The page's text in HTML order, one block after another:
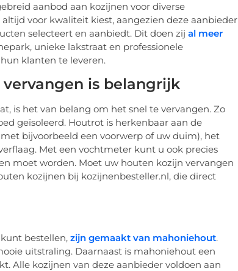
aanbod aan kozijnen voor diverse
voor kwaliteit kiest, aangezien deze aanbieder
selecteert en aanbiedt. Dit doen zij al meer
unieke lakstraat en professionele
klanten te leveren.
is belangrijk
is het van belang om het snel te vervangen. Zo
geïsoleerd. Houtrot is herkenbaar aan de
bijvoorbeeld een voorwerp of uw duim), het
Met een vochtmeter kunt u ook precies
moet worden. Moet uw houten kozijn vervangen
kozijnen bij kozijnenbesteller.nl, die direct
bestellen, zijn gemaakt van mahoniehout.
uitstraling. Daarnaast is mahoniehout een
Alle kozijnen van deze aanbieder voldoen aan